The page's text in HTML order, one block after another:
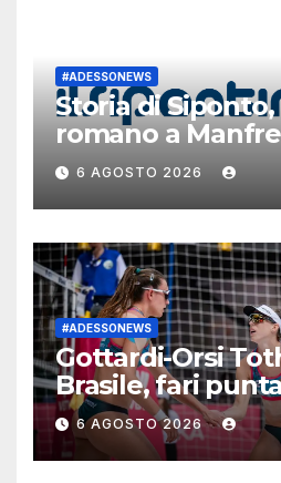
#ADESSONEWS
Storia di
romano a
6 AGOSTO 2026
#ADESSONEWS
Gottardi-Orsi
Brasile, fari
“veronese”
6 AGOSTO 2026